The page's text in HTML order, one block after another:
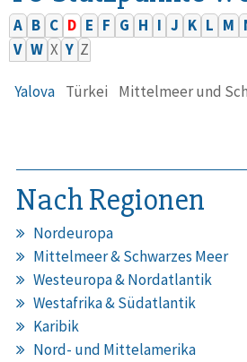
A B C D E F G H I J K L M
V W X Y Z
Yalova Türkei Mittelmeer und
Nach Regionen
Nordeuropa
Mittelmeer & Schwarzes Meer
Westeuropa & Nordatlantik
Westafrika & Südatlantik
Karibik
Nord- und Mittelamerika